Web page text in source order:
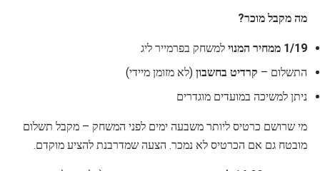
מה מקבל מוכר?
1/19 ממחיר המנוי
למשחק בפרמייר ליג
התשלום – קרדיט בחשבון (לא מזומן מיידי)
ניתן למשיכה במועדים מוגדרים
מי שרושם כרטיס ליותר משבעה ימים לפני המשחק – מקבל תשלום
מובטח גם אם הכרטיס לא נמכר. הצעה שמדרבנת להציע מוקדם.